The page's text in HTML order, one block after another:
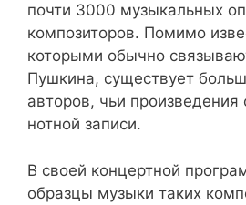
почти 3000 музыкальных
композиторов. Помимо
которыми обычно
Пушкина, существует
авторов, чьи произведения
нотной записи.
В своей концертной
образцы музыки таких